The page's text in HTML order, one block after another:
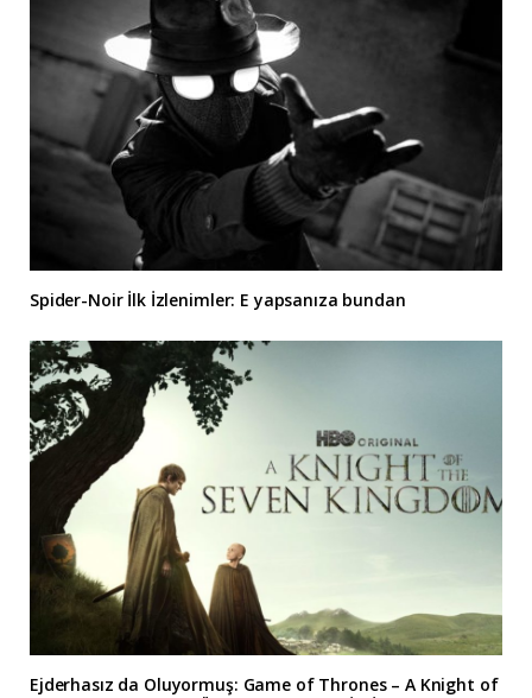
Spider-Noir İlk İzlenimler: E yapsanıza bundan
Ejderhasız da Oluyormuş: Game of Thrones – A Knight of